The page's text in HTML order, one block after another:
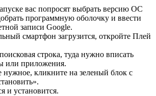
вас попросят выбрать версию ОС
программную оболочку и ввести
записи Google.
смартфон загрузится, откройте Плей
строка, туда нужно вписать
или приложения.
нужное, кликните на зеленый блок с
и установится.